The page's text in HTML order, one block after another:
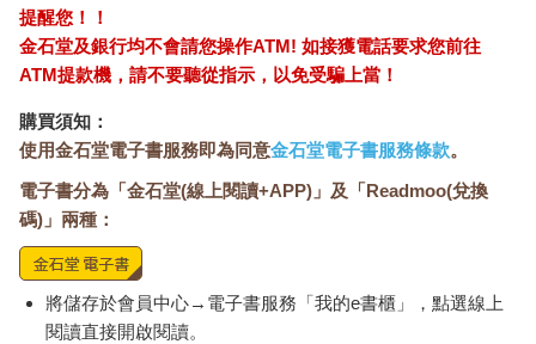
浮力變輕，對關節的壓力也比較小。當水位到腰部體重約減輕一
半，到胸部時只剩三分之一，到頸部甚至只剩十分之一。這大幅
減輕了關節的負擔，使水中運動成為關節炎患者最安全的選擇之
一，不僅能提升關節活動度、肌耐力、心肺耐力、身體協調力，
還可增進呼吸與消化功能，有助紓壓與改善情緒。
次，前提是不加重關節病情。
無論是那種運動都應以避免關節惡化為原則，下肢關節炎患者應
避免跑、跳、爬山或爬樓梯等高衝擊運動；上肢關節炎患者則應
避免划水、打網球或舉重之類的運動。相對來說，游泳、水中走
路、打太極拳、騎自行車等低衝擊運動較為合適。
提醒您！！
金石堂及銀行均不會請您操作ATM! 如接獲電話要求您前往
ATM提款機，請不要聽從指示，以免受騙上當！
購買須知：
使用金石堂電子書服務即為同意金石堂電子書服務條款。
電子書分為「金石堂(線上閱讀+APP)」及「Readmoo(兌換
碼)」兩種：
將儲存於會員中心→電子書服務「我的e書櫃」，點選線上
閱讀直接開啟閱讀。